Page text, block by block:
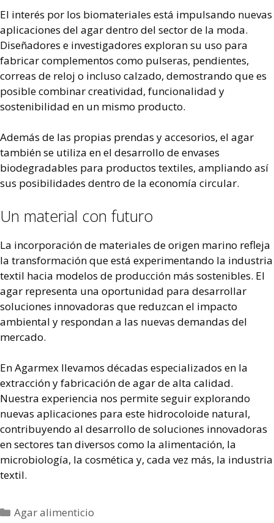
El interés por los biomateriales está impulsando nuevas
aplicaciones del agar dentro del sector de la moda.
Diseñadores e investigadores exploran su uso para
fabricar complementos como pulseras, pendientes,
correas de reloj o incluso calzado, demostrando que es
posible combinar creatividad, funcionalidad y
sostenibilidad en un mismo producto.
Además de las propias prendas y accesorios, el agar
también se utiliza en el desarrollo de envases
biodegradables para productos textiles, ampliando así
sus posibilidades dentro de la economía circular.
Un material con futuro
La incorporación de materiales de origen marino refleja
la transformación que está experimentando la industria
textil hacia modelos de producción más sostenibles. El
agar representa una oportunidad para desarrollar
soluciones innovadoras que reduzcan el impacto
ambiental y respondan a las nuevas demandas del
mercado.
En Agarmex llevamos décadas especializados en la
extracción y fabricación de agar de alta calidad.
Nuestra experiencia nos permite seguir explorando
nuevas aplicaciones para este hidrocoloide natural,
contribuyendo al desarrollo de soluciones innovadoras
en sectores tan diversos como la alimentación, la
microbiología, la cosmética y, cada vez más, la industria
textil.
Agar alimenticio